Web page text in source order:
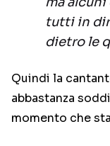
tutti in
dietro le
Quindi la
abbastanza
momento che